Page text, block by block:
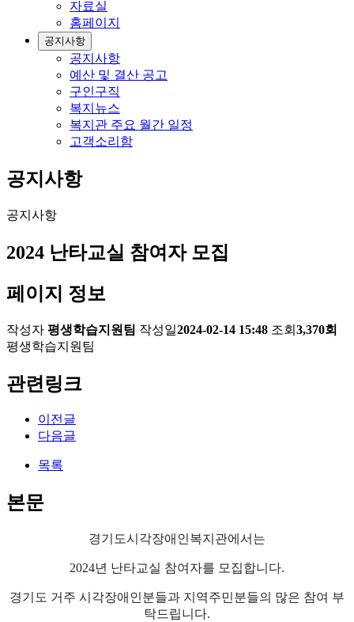
자료실
홈페이지
공지사항
공지사항
예산 및 결산 공고
구인구직
복지뉴스
복지관 주요 월간 일정
고객소리함
공지사항
공지사항
2024 난타교실 참여자 모집
페이지 정보
작성자 평생학습지원팀 작성일2024-02-14 15:48 조회 3,370회
평생학습지원팀
관련링크
이전글
다음글
목록
본문
경기도시각장애인복지관에서는
2024년 난타교실 참여자를 모집합니다.
경기도 거주 시각장애인분들과 지역주민분들의 많은 참여 부
탁드립니다.